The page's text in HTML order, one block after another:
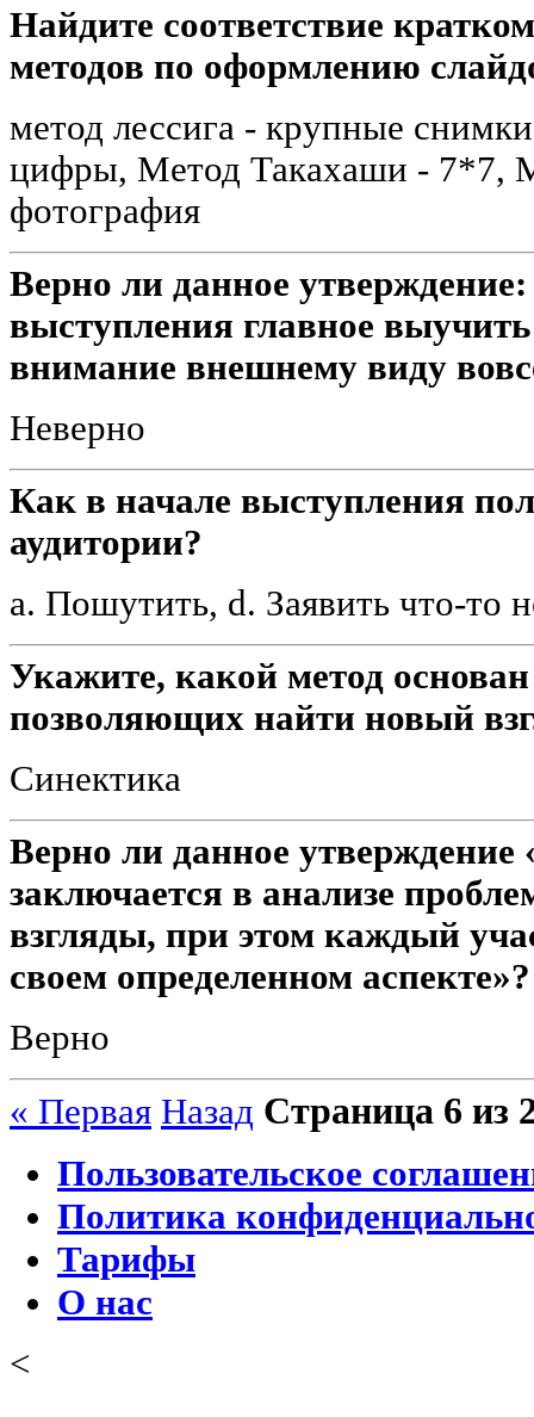
Найдите соответствие
методов по оформлению
метод лессига - крупные
цифры, Метод Такахаши - 7*7,
фотография
Верно ли данное
выступления главное выучить
внимание внешнему виду
Неверно
Как в начале выступления
аудитории?
a. Пошутить, d. Заявить что-то
Укажите, какой метод
позволяющих найти новый
Синектика
Верно ли данное
заключается в анализе
взгляды, при этом каждый
своем определенном аспекте»?
Верно
« Первая Назад Страница 6 из
Пользовательское
Политика
Тарифы
О нас
<